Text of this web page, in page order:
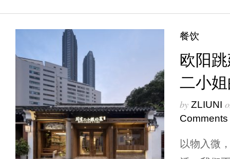
餐饮
欧阳
二小
by ZLIUNI
Comments
以物入微